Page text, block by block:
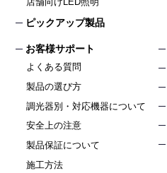
ピックアップ製品
お客様サポート
よくある質問
製品の選び方
調光器別・対応機器について
安全上の注意
製品保証について
施工方法